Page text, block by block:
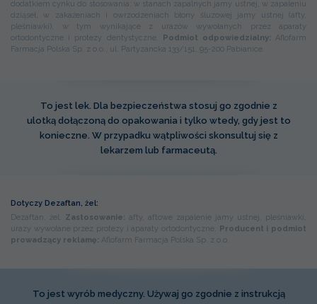
dodatkiem cynku do stosowania: w stanach zapalnych jamy ustnej, w zapaleniu
dziąseł, w zakażeniach i owrzodzeniach błony śluzowej jamy ustnej (afty,
pleśniawki), w tym wynikające z urazów wywołanych przez aparaty
ortodontyczne i protezy dentystyczne.
Podmiot odpowiedzialny: Aflofarm
Farmacja Polska Sp. z o.o., ul. Partyzancka 133/151, 95-200 Pabianice.
To jest lek. Dla bezpieczeństwa stosuj go zgodnie z
ulotką dołączoną do opakowania i tylko wtedy, gdy jest to
konieczne. W przypadku wątpliwości skonsultuj się z
lekarzem lub farmaceutą.
Dotyczy Dezaftan, żel:
Dezaftan, żel. Zastosowanie: afty, aftowe zapalenie jamy ustnej, pleśniawki,
urazy wywołane przez protezy i aparaty ortodontyczne.
Producent i podmiot
prowadzący reklamę: Aflofarm Farmacja Polska Sp. z o.o.
To jest wyrób medyczny. Używaj go zgodnie z instrukcją